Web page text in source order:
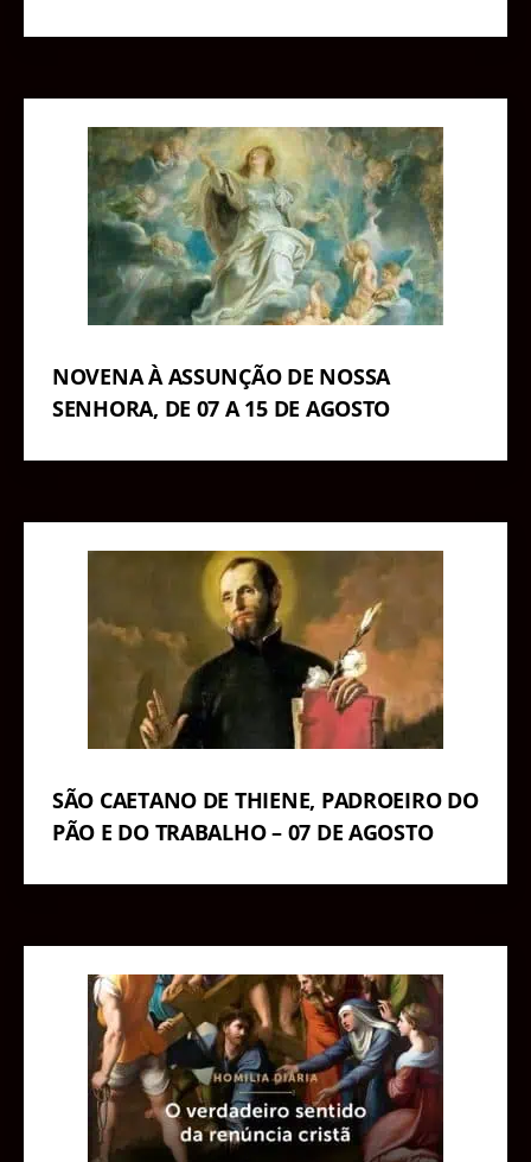
NOVENA À ASSUNÇÃO DE NOSSA
SENHORA, DE 07 A 15 DE AGOSTO
SÃO CAETANO DE THIENE, PADROEIRO DO
PÃO E DO TRABALHO – 07 DE AGOSTO